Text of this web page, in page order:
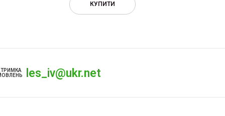
КУПИТИ
les_iv@ukr.net